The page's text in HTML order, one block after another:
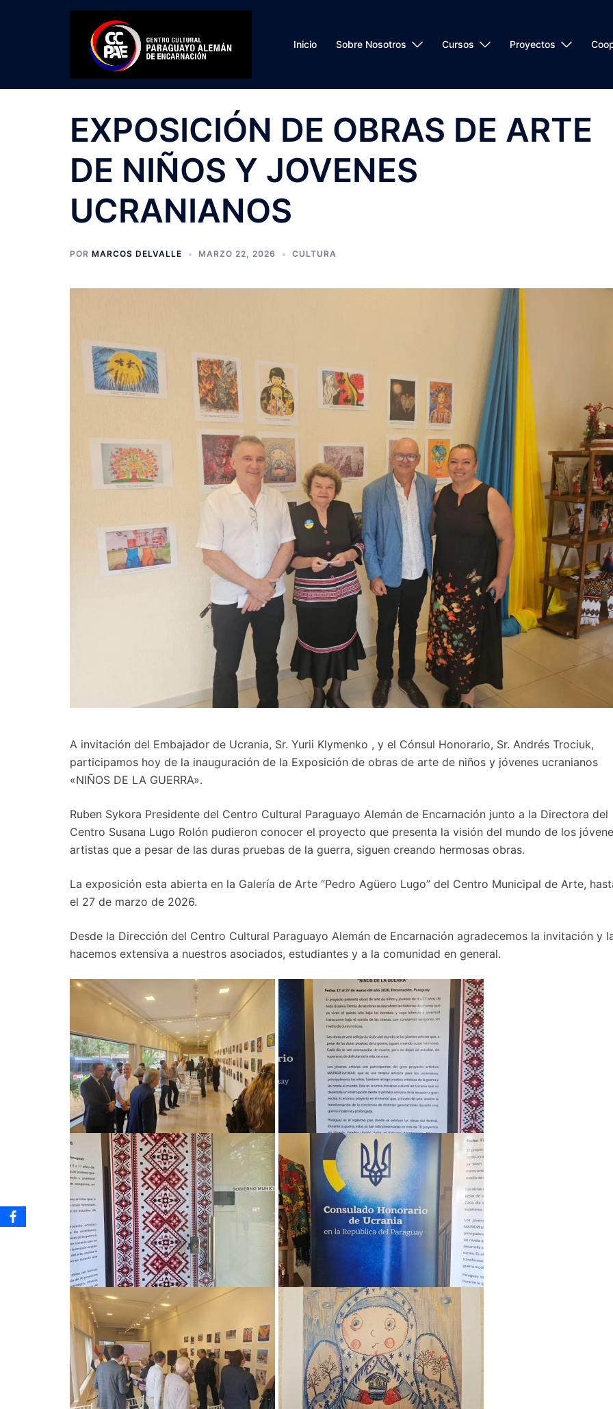
Inicio Sobre Nosotros Cursos Proyectos
EXPOSICIÓN DE OBRAS DE ARTE
DE NIÑOS Y JOVENES
UCRANIANOS
POR MARCOS DELVALLE MARZO 22, 2026 CULTURA
A invitación del Embajador de Ucrania, Sr. Yurii Klymenko , y el Cónsul Honorario, Sr. Andrés Trociuk,
participamos hoy de la inauguración de la Exposición de obras de arte de niños y jóvenes ucranianos
«NIÑOS DE LA GUERRA».
Ruben Sykora Presidente del Centro Cultural Paraguayo Alemán de Encarnación junto a la Directora del
Centro Susana Lugo Rolón pudieron conocer el proyecto que presenta la visión del mundo de los
artistas que a pesar de las duras pruebas de la guerra, siguen creando hermosas obras.
La exposición esta abierta en la Galería de Arte “Pedro Agüero Lugo” del Centro Municipal de Arte,
el 27 de marzo de 2026.
Desde la Dirección del Centro Cultural Paraguayo Alemán de Encarnación agradecemos la invitación y
hacemos extensiva a nuestros asociados, estudiantes y a la comunidad en general.